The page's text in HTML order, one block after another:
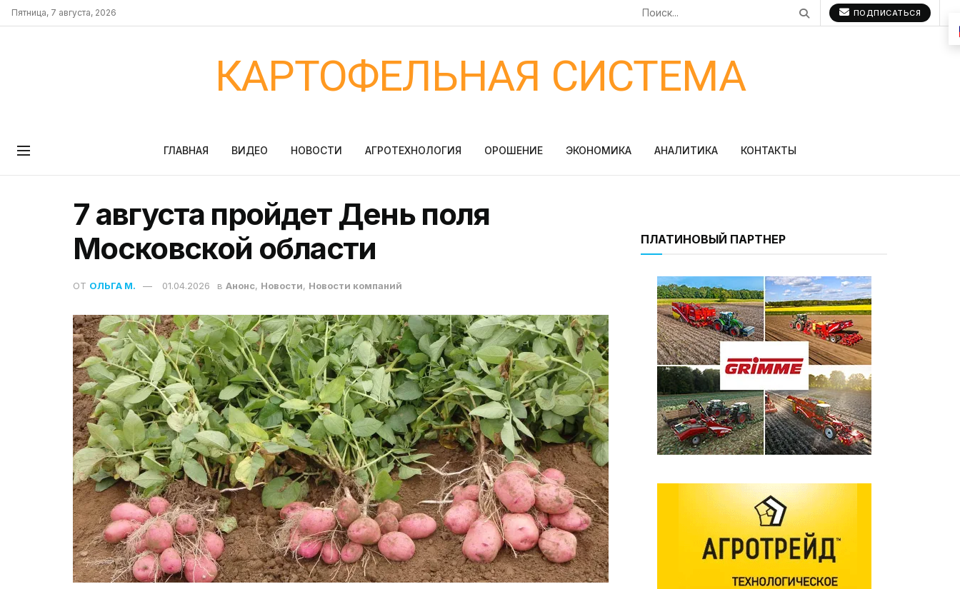
Пятница, 7 августа, 2026 ПОДПИСАТЬСЯ
КАРТОФЕЛЬНАЯ СИСТЕМА
ГЛАВНАЯ ВИДЕО НОВОСТИ АГРОТЕХНОЛОГИЯ ОРОШЕНИЕ ЭКОНОМИКА АНАЛИТИКА КОНТАКТЫ
7 августа пройдет День поля
Московской области
ОТ ОЛЬГА М. 01.04.2026 в Анонс, Новости, Новости компаний
ПЛАТИНОВЫЙ ПАРТНЕР